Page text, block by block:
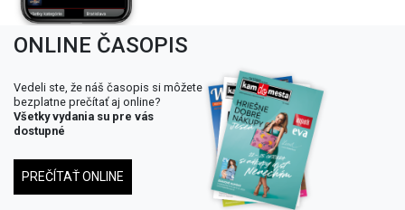
ONLINE ČASOPIS
Vedeli ste, že náš časopis si môžete
bezplatne prečítať aj online?
Všetky vydania su pre vás
dostupné
PREČÍTAŤ ONLINE